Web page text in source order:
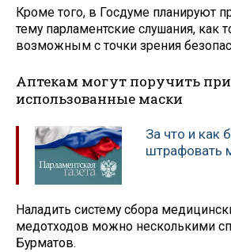
Кроме того, в Госдуме планируют
тему парламентские слушания, как
возможным с точки зрения
Аптекам могут поручить
использованные маски
За что и как
штрафовать
Наладить систему сбора
медотходов можно несколькими
Бурматов.